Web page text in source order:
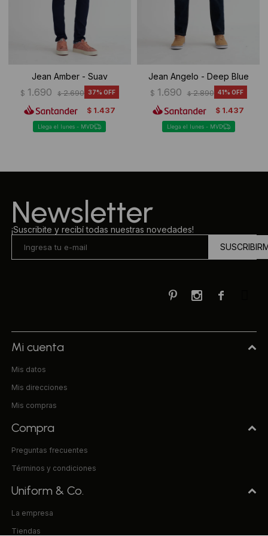
Jean Amber - Suav
$ 1.690 $ 2.690 37
$ 1.437
Llega el lunes - MVD
Jean Angelo - Deep Blue
$ 1.690 $ 2.890 41
$ 1.437
Llega el lunes - MVD
Newsletter
¡Suscribite y recibí todas nuestras novedades!

 
Mi cuenta
Mis datos
Mis direcciones
Mis compras
Compra
Preguntas frecuentes
Términos y condiciones
Uniform & Co.
La empresa
Tiendas